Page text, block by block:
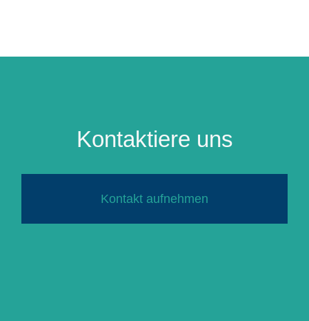
Kontaktiere uns
Kontakt aufnehmen